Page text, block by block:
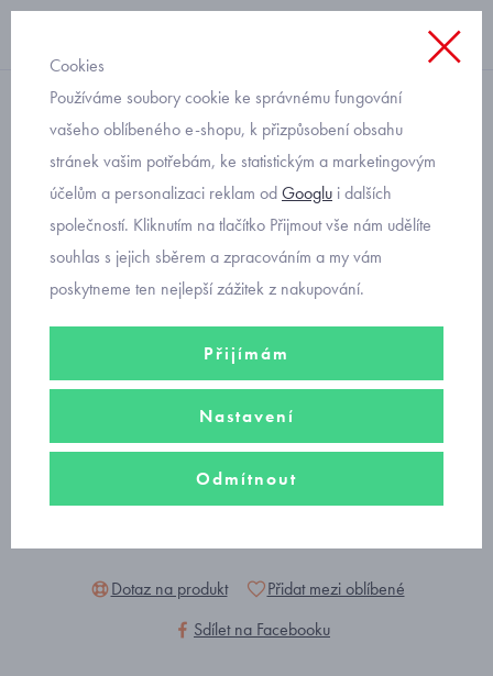
dívčí
Primigi 8901000 růžové
kožené kotníkové botičky
Dotaz na produkt
Přidat mezi oblíbené
Sdílet na Facebooku
Cookies
Používáme soubory cookie ke správnému fungování
vašeho oblíbeného e-shopu, k přizpůsobení obsahu
stránek vašim potřebám, ke statistickým a marketingovým
účelům a personalizaci reklam odGooglu i dalších
společností. Kliknutím na tlačítko Přijmout vše nám udělíte
souhlas s jejich sběrem a zpracováním a my vám
poskytneme ten nejlepší zážitek z nakupování.
Přijímám
Nastavení
Odmítnout